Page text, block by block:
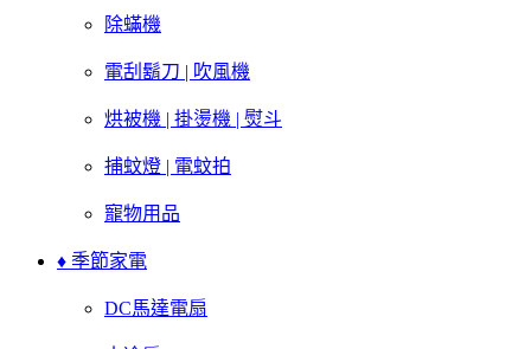
除蟎機
電刮鬍刀 | 吹風機
烘被機 | 掛燙機 | 熨斗
捕蚊燈 | 電蚊拍
寵物用品
♦ 季節家電
DC馬達電扇